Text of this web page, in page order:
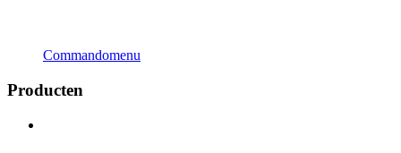
Commandomenu
Producten